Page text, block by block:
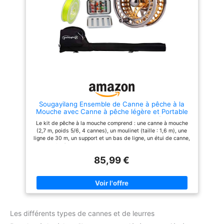
de disque pour un réglage fin de
la tension. Pêche à la mouche
Le sac - Sac de voyage Vous
permet de placer les rouleaux
sur la poignée pour stocker et
transporter les tiges pour une
utilisation rapide à l'arrivée.
30m/100ft - 7F. Taille aléatoire
du support de fil volant et des
fils.
légères, saumon. Casting stable
adapté à différents lieux de
pêche. Cadeau: coût
raisonnable pour fils, père, aîné,
Un cadeau attentionné pour eux
à Noël, Thanksgiving ou
que vous rencontrez, tant que
nos produits, Sougayilang vous
aidera à le résoudre dans les
24 heures !
Sougayilang Ensemble de Canne à pêche à la
Mouche avec Canne à pêche légère et Portable
et Moulinet en Alliage d'aluminium usiné CNC, kit
de démarrage Complet pour la pêche à la
Mouche
Le kit de pêche à la mouche comprend : une canne à mouche
(2,7 m, poids 5/6, 4 cannes), un moulinet (taille : 1,6 m), une
ligne de 30 m, un support et un bas de ligne, un étui de canne,
transporter Canne à pêche à la mouche : cannes à pêche à la
durables et très légères, siège de moulinet de pêche réglable
en métal, texture simple et ferme. Design graphite IM8 Mid
Flex, porte-moulinet en aluminium, guide de décapage en acier
occidental de 17,8 cm fabriquée avec du liège de haute qualité
85,99 €
Les différents types de cannes et de leurres